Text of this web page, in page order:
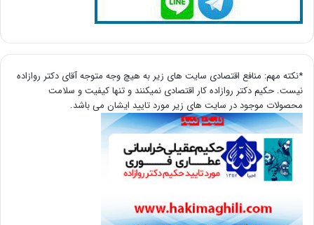
*نکته مهم: منافع اقتصادی سایت های زیر به هیچ وجه متوجه آقای دکتر روازاده
نیست. حکیم دکتر روازاده کار اقتصادی نمیکنند و تنها کیفیت و سلامت
محصولات موجود در سایت های زیر مورد تایید ایشان می باشد.